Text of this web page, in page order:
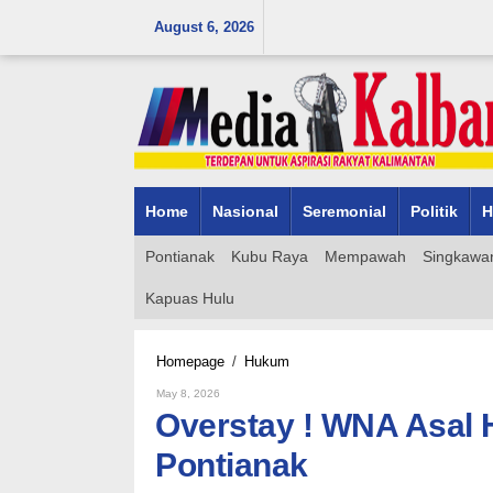
August 6, 2026
Home Nasional Seremonial Politik
Pontianak Kubu Raya Mempawah
Kapuas Hulu
Homepage / Hukum
Asal
Hongkong
Dideportasi
imigrasi
May 8, 2026
Overstay ! WNA Asal
Pontianak